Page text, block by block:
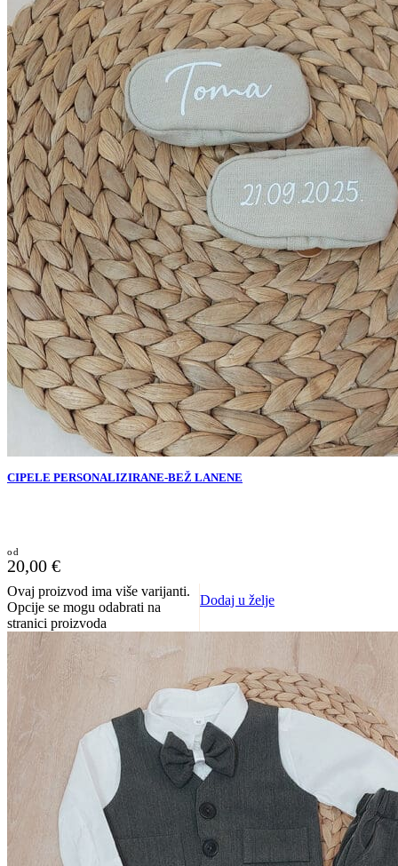
CIPELE PERSONALIZIRANE-BEŽ LANENE
20,00 €
Ovaj proizvod ima više varijanti.
Opcije se mogu odabrati na
stranici proizvoda
Dodaj u želje